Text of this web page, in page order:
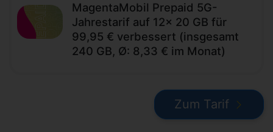
MagentaMobil Prepaid 5G-
Jahrestarif auf 12x 20 GB für
99,95 € verbessert (insgesamt
240 GB, Ø: 8,33 € im Monat)
Zum Tarif